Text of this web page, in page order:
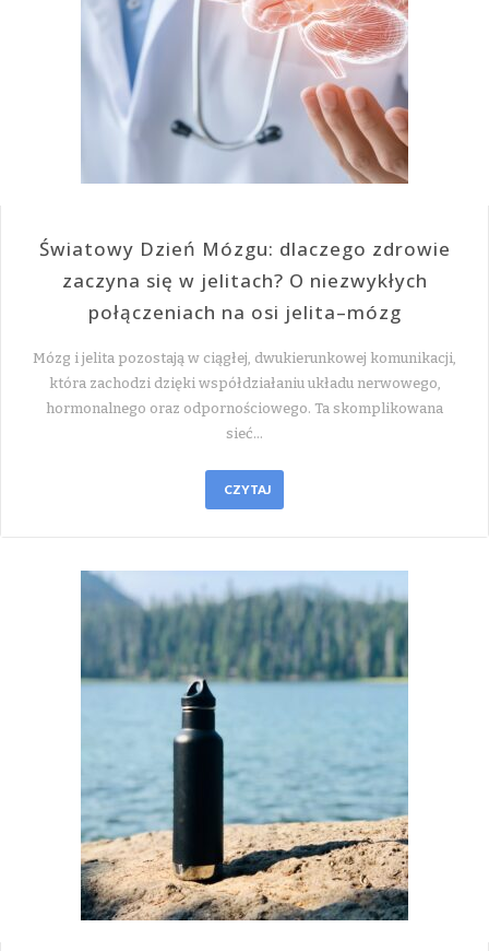
Światowy Dzień Mózgu: dlaczego zdrowie
zaczyna się w jelitach? O niezwykłych
połączeniach na osi jelita–mózg
Mózg i jelita pozostają w ciągłej, dwukierunkowej komunikacji,
która zachodzi dzięki współdziałaniu układu nerwowego,
hormonalnego oraz odpornościowego. Ta skomplikowana
sieć…
CZYTAJ